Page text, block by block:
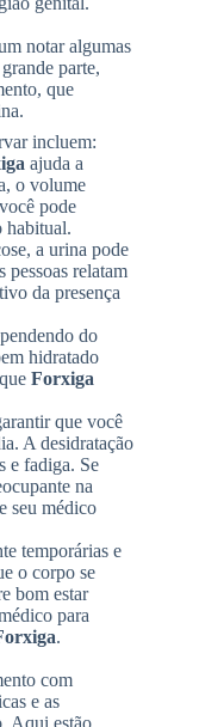
notar algumas
parte,
que
incluem:
ajuda a
o volume
pode
habitual.
a urina pode
pessoas relatam
da presença
do
hidratado
Forxiga
que você
A desidratação
e fadiga. Se
na
seu médico
temporárias e
o corpo se
bom estar
para
.
com
e as
Aqui estão